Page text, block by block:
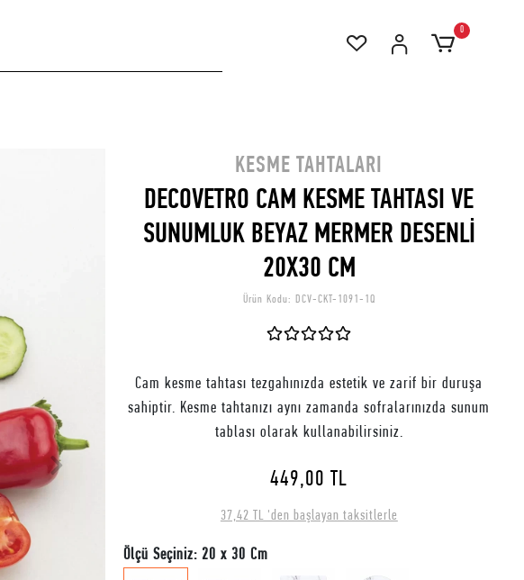
0
KESME TAHTALARI
DECOVETRO CAM KESME TAHTASI VE
SUNUMLUK BEYAZ MERMER DESENLİ
20X30 CM
Ürün Kodu: DCV-CKT-1091-1Q
Cam kesme tahtası tezgahınızda estetik ve zarif bir duruşa
sahiptir. Kesme tahtanızı aynı zamanda sofralarınızda sunum
tablası olarak kullanabilirsiniz.
449,00 TL
37,42 TL 'den başlayan taksitlerle
Ölçü Seçiniz: 20 x 30 Cm